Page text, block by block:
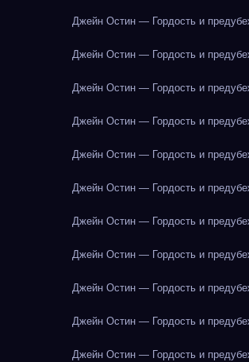
Джейн Остин — Гордость и
Джейн Остин — Гордость и
Джейн Остин — Гордость и
Джейн Остин — Гордость и
Джейн Остин — Гордость и
Джейн Остин — Гордость и
Джейн Остин — Гордость и
Джейн Остин — Гордость и
Джейн Остин — Гордость и
Джейн Остин — Гордость и
Джейн Остин — Гордость и